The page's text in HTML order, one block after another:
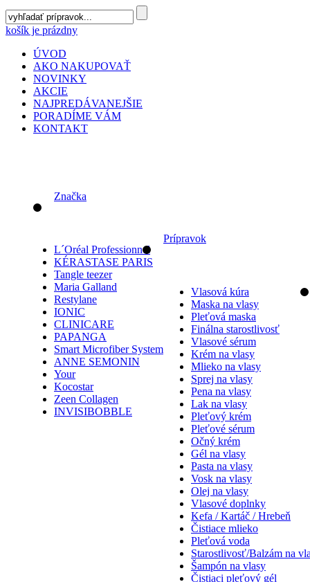
košík je prázdny
ÚVOD
AKO NAKUPOVAŤ
NOVINKY
AKCIE
NAJPREDÁVANEJŠIE
PORADÍME VÁM
KONTAKT
Značka
L´Oréal Professionnel
KÉRASTASE PARIS
Tangle teezer
Maria Galland
Restylane
IONIC
CLINICARE
PAPANGA
Smart Microfiber System
ANNE SEMONIN
Your
Kocostar
Zeen Collagen
INVISIBOBBLE
Prípravok
Vlasová kúra
Maska na vlasy
Pleťová maska
Finálna starostlivosť
Vlasové sérum
Krém na vlasy
Mlieko na vlasy
Sprej na vlasy
Pena na vlasy
Lak na vlasy
Pleťový krém
Pleťové sérum
Očný krém
Gél na vlasy
Pasta na vlasy
Vosk na vlasy
Olej na vlasy
Vlasové doplnky
Kefa / Kartáč / Hrebeň
Čistiace mlieko
Pleťová voda
Starostlivosť/Balzám na
Šampón na vlasy
Čistiaci pleťový gél